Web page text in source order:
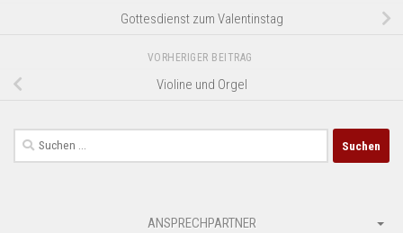
Gottesdienst zum Valentinstag
VORHERIGER BEITRAG
Violine und Orgel
Suchen
nach:
ANSPRECHPARTNER